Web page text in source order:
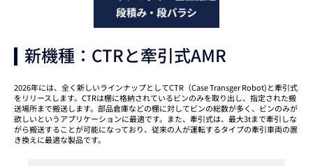
新機種：CTRと牽引式AMR
2026年には、全く新しいラインナップとしてCTR（Case Transger Robot)と牽引式
をリリースします。CTRは棚に格納されているビンのみを取り出し、指定された搬
送場所まで搬送します。部品倉庫などの棚に対してビンの総数が多く、ビンのみが
欲しいというアプリケーションに最適です。また、牽引式は、最大3tまで牽引しな
がら搬送することが可能になっており、従来の人が運転するタイプの牽引車両の置
き換えに最適な製品です。